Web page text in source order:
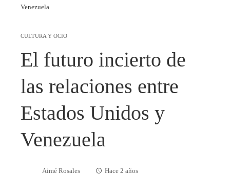
Venezuela
CULTURA Y OCIO
El futuro incierto de
las relaciones entre
Estados Unidos y
Venezuela
Aimé Rosales Hace 2 años